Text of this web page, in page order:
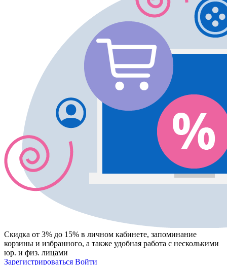
Скидка от 3% до 15% в личном кабинете, запоминание
корзины и избранного, а также удобная работа с несколькими
юр. и физ. лицами
Зарегистрироваться Войти